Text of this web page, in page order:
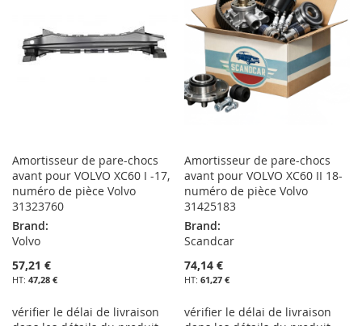
D’ENVIE
LISTE
D’ENVIE
Amortisseur de pare-chocs
avant pour VOLVO XC60 I -17,
numéro de pièce Volvo
31323760
Brand:
Volvo
57,21 €
47,28 €
vérifier le délai de livraison
Amortisseur de pare-chocs
avant pour VOLVO XC60 II 18-
numéro de pièce Volvo
31425183
Brand:
Scandcar
74,14 €
61,27 €
vérifier le délai de livraison